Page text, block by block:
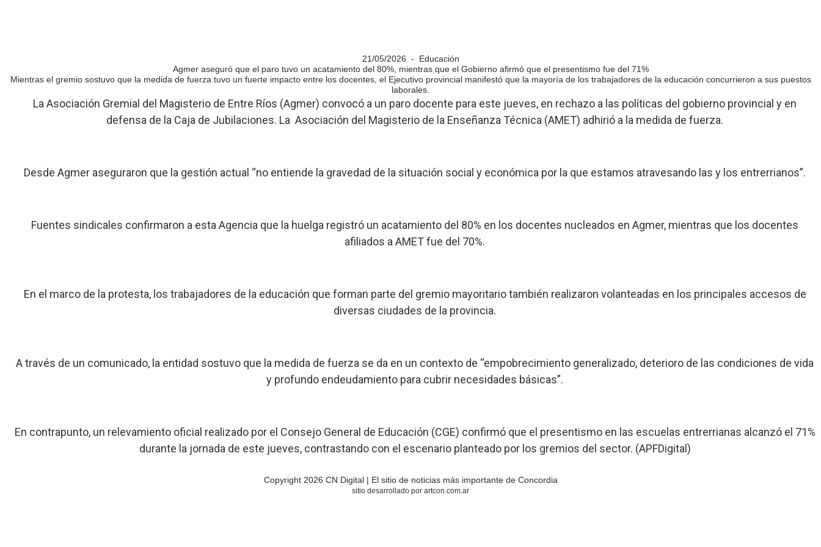
21/05/2026 - Educación
Agmer aseguró que el paro tuvo un acatamiento del 80%, mientras que el Gobierno afirmó que el presentismo fue del 71%
Mientras el gremio sostuvo que la medida de fuerza tuvo un fuerte impacto entre los docentes, el Ejecutivo provincial manifestó que la mayoría de los trabajadores de la educación concurrieron a sus puestos
laborales.
La Asociación Gremial del Magisterio de Entre Ríos (Agmer) convocó a un paro docente para este jueves, en rechazo a las políticas del gobierno provincial y en
defensa de la Caja de Jubilaciones. La Asociación del Magisterio de la Enseñanza Técnica (AMET) adhirió a la medida de fuerza.
Desde Agmer aseguraron que la gestión actual “no entiende la gravedad de la situación social y económica por la que estamos atravesando las y los entrerrianos”.
Fuentes sindicales confirmaron a esta Agencia que la huelga registró un acatamiento del 80% en los docentes nucleados en Agmer, mientras que los docentes
afiliados a AMET fue del 70%.
En el marco de la protesta, los trabajadores de la educación que forman parte del gremio mayoritario también realizaron volanteadas en los principales accesos de
diversas ciudades de la provincia.
A través de un comunicado, la entidad sostuvo que la medida de fuerza se da en un contexto de “empobrecimiento generalizado, deterioro de las condiciones de vida
y profundo endeudamiento para cubrir necesidades básicas”.
En contrapunto, un relevamiento oficial realizado por el Consejo General de Educación (CGE) confirmó que el presentismo en las escuelas entrerrianas alcanzó el 71%
durante la jornada de este jueves, contrastando con el escenario planteado por los gremios del sector. (APFDigital)
Copyright 2026 CN Digital | El sitio de noticias más importante de Concordia
sitio desarrollado por artcon.com.ar